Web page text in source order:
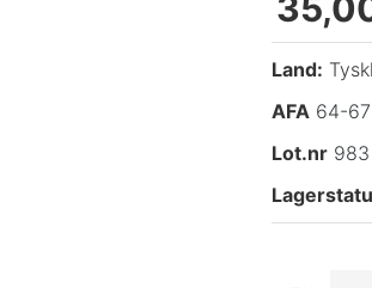
Land:
AFA 64-67
Lot.nr 983